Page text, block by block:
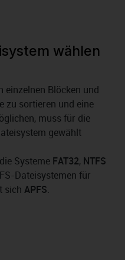
wählen
einzelnen Blöcken und
zu sortieren und eine
muss für die
gewählt
Systeme FAT32, NTFS
Dateisystemen für
sich APFS.